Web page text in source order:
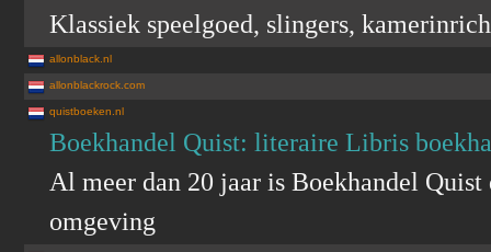
Klassiek speelgoed, slingers,
allonblack.nl
allonblackrock.com
quistboeken.nl
Boekhandel Quist: literaire Libris
Al meer dan 20 jaar is Boekhandel
omgeving